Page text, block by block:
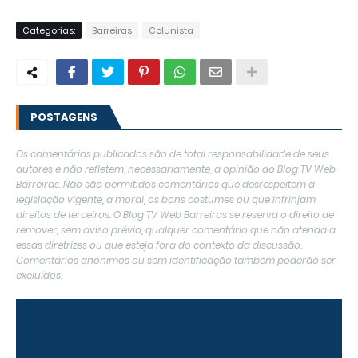
Categorias: Barreiras Colunista
POSTAGENS
Os comentários publicados são de total responsabilidade de seus
autores e não refletem, necessariamente, a opinião do Blog TV Web
Barreiras. Não são permitidos comentários que desrespeitem a
legislação vigente, a moral, os bons costumes ou que infrinjam
direitos de terceiros. O Blog TV Web Barreiras se reserva o direito de
remover, sem aviso prévio, qualquer comentário que não atenda a
essas diretrizes ou que esteja fora do contexto da discussão.
Comentários anônimos ou sem identificação também poderão ser
excluídos.